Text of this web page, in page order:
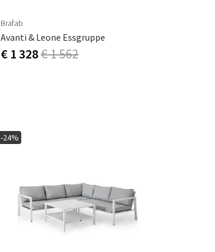
Brafab
Avanti & Leone Essgruppe
€ 1 328€ 1 562
-24%